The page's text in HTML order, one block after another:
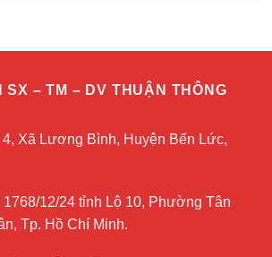
SX – TM – DV THUẬN THÔNG
4, Xã Lương Bình, Huyện Bến Lức,
1768/12/24 tỉnh Lộ 10, Phường Tân
Tp. Hồ Chí Minh.